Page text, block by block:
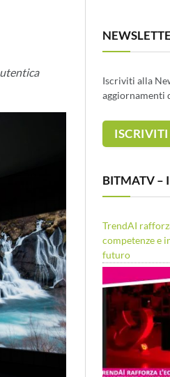
Iscriviti alla
aggiornamenti
BITMATV –
TrendAI
competenze e
futuro